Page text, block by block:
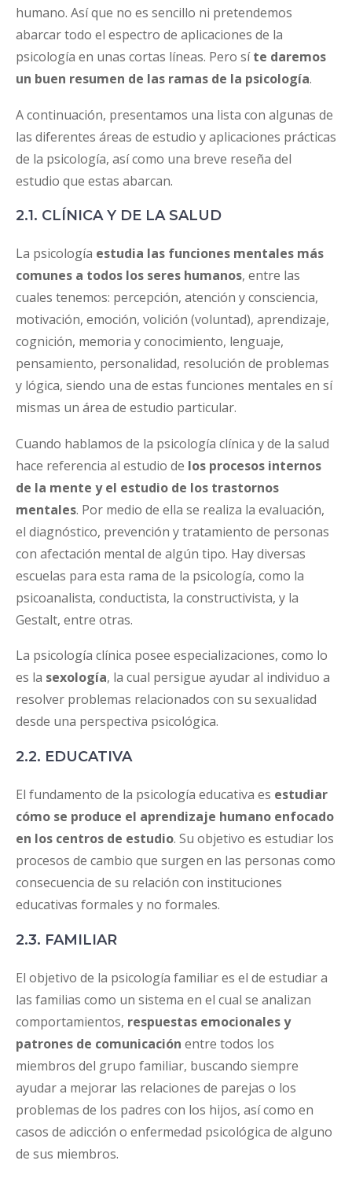
humano. Así que no es sencillo ni pretendemos
abarcar todo el espectro de aplicaciones de la
psicología en unas cortas líneas. Pero síte daremos
un buen resumen de las ramas de la psicología.
A continuación, presentamos una lista con algunas de
las diferentes áreas de estudio y aplicaciones prácticas
de la psicología, así como una breve reseña del
estudio que estas abarcan.
2.1. CLÍNICA Y DE LA SALUD
La psicología estudia las funciones mentales más
comunes a todos los seres humanos, entre las
cuales tenemos: percepción, atención y consciencia,
motivación, emoción, volición (voluntad), aprendizaje,
cognición, memoria y conocimiento, lenguaje,
pensamiento, personalidad, resolución de problemas
y lógica, siendo una de estas funciones mentales en sí
mismas un área de estudio particular.
Cuando hablamos de la psicología clínica y de la salud
hace referencia al estudio de los procesos internos
de la mente y el estudio de los trastornos
mentales. Por medio de ella se realiza la evaluación,
el diagnóstico, prevención y tratamiento de personas
con afectación mental de algún tipo. Hay diversas
escuelas para esta rama de la psicología, como la
psicoanalista, conductista, la constructivista, y la
Gestalt, entre otras.
La psicología clínica posee especializaciones, como lo
es la sexología, la cual persigue ayudar al individuo a
resolver problemas relacionados con su sexualidad
desde una perspectiva psicológica.
2.2. EDUCATIVA
El fundamento de la psicología educativa es estudiar
cómo se produce el aprendizaje humano enfocado
en los centros de estudio. Su objetivo es estudiar los
procesos de cambio que surgen en las personas como
consecuencia de su relación con instituciones
educativas formales y no formales.
2.3. FAMILIAR
El objetivo de la psicología familiar es el de estudiar a
las familias como un sistema en el cual se analizan
comportamientos, respuestas emocionales y
patrones de comunicación entre todos los
miembros del grupo familiar, buscando siempre
ayudar a mejorar las relaciones de parejas o los
problemas de los padres con los hijos, así como en
casos de adicción o enfermedad psicológica de alguno
de sus miembros.